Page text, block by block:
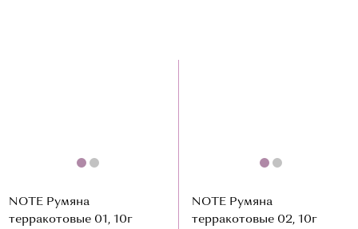
NOTE Румяна
терракотовые 01, 10г
NOTE Румяна
терракотовые 02, 10г